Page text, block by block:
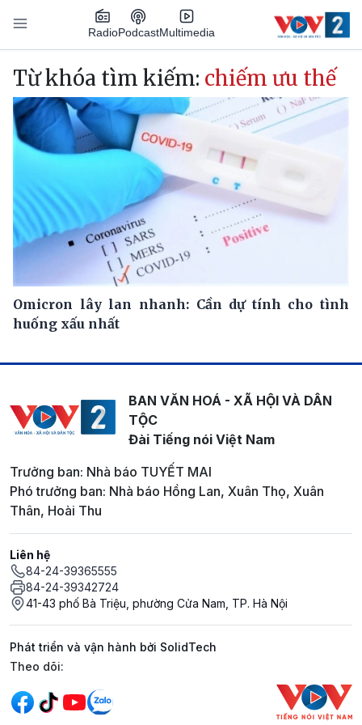
Nhảy đến nội dung
RadioPodcastMultimedia
Main navigation
Từ khóa tìm kiếm: chiếm ưu thế
Omicron lây lan nhanh: Cần dự tính cho tình
huống xấu nhất
BAN VĂN HOÁ - XÃ HỘI VÀ DÂN
TỘC
Đài Tiếng nói Việt Nam
Trưởng ban: Nhà báo TUYẾT MAI
Phó trưởng ban: Nhà báo Hồng Lan, Xuân Thọ, Xuân
Thân, Hoài Thu
Liên hệ
84-24-39365555
84-24-39342724
41-43 phố Bà Triệu, phường Cửa Nam, TP. Hà Nội
Phát triển và vận hành bởi SolidTech
Mạng xã hội
Theo dõi: